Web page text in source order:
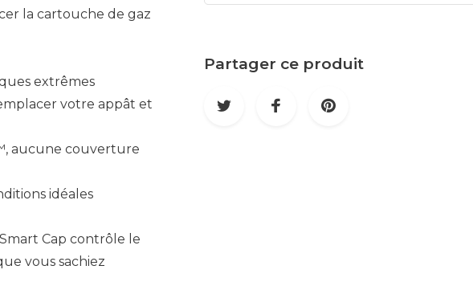
la cartouche de gaz
extrêmes
votre appât et
aucune couverture
idéales
Cap contrôle le
vous sachiez
Partager ce produit